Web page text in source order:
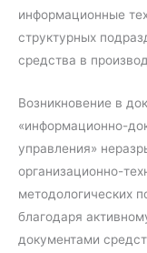
информационные
структурных
средства в
Возникновение в
«информационно-
управления»
организационно-
методологических
благодаря
документами